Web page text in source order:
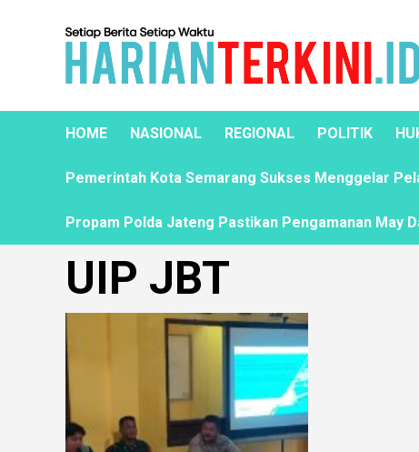
HOME NASIONAL REGIONAL POLITIK
Pemerintah Kota Semarang Sukses Menggelar
Propam Polda Jateng Pastikan Pengamanan May
UIP JBT